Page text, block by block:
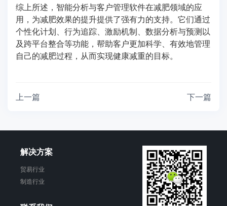
综上所述，智能分析与客户管理软件在减肥领域的应
用，为减肥效果的提升提供了强有力的支持。它们通过
个性化计划、行为追踪、激励机制、数据分析与预测以
及跨平台整合等功能，帮助客户更加科学、有效地管理
自己的减肥过程，从而实现健康减重的目标。
上一篇 下一篇
解决方案
贸易行业
制造行业